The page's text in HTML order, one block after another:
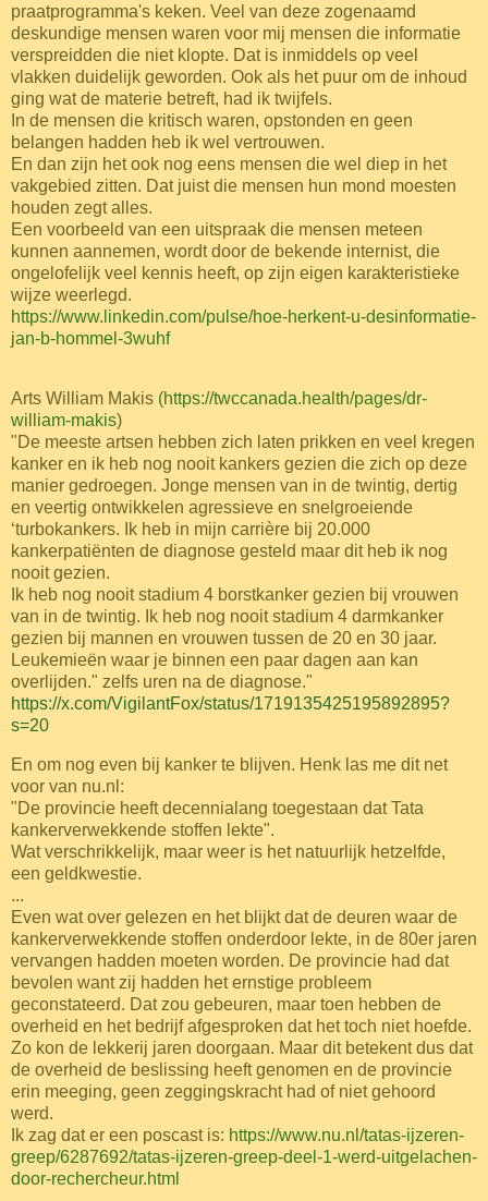
praatprogramma's keken. Veel van deze zogenaamd
deskundige mensen waren voor mij mensen die informatie
verspreidden die niet klopte. Dat is inmiddels op veel
vlakken duidelijk geworden. Ook als het puur om de inhoud
ging wat de materie betreft, had ik twijfels.
In de mensen die kritisch waren, opstonden en geen
belangen hadden heb ik wel vertrouwen.
En dan zijn het ook nog eens mensen die wel diep in het
vakgebied zitten. Dat juist die mensen hun mond moesten
houden zegt alles.
Een voorbeeld van een uitspraak die mensen meteen
kunnen aannemen, wordt door de bekende internist, die
ongelofelijk veel kennis heeft, op zijn eigen karakteristieke
wijze weerlegd.
https://www.linkedin.com/pulse/hoe-herkent-u-desinformatie-
jan-b-hommel-3wuhf
Arts William Makis (https://twccanada.health/pages/dr-
william-makis)
"De meeste artsen hebben zich laten prikken en veel kregen
kanker en ik heb nog nooit kankers gezien die zich op deze
manier gedroegen. Jonge mensen van in de twintig, dertig
en veertig ontwikkelen agressieve en snelgroeiende
‘turbokankers.
Ik heb in mijn carrière bij 20.000
kankerpatiënten de diagnose gesteld maar dit heb ik nog
nooit gezien.
Ik heb nog nooit stadium 4 borstkanker gezien bij vrouwen
van in de twintig. Ik heb nog nooit stadium 4 darmkanker
gezien bij mannen en vrouwen tussen de 20 en 30 jaar.
Leukemieën waar je binnen een paar dagen aan kan
overlijden." zelfs uren na de diagnose."
https://x.com/VigilantFox/status/1719135425195892895?
s=20
En om nog even bij kanker te blijven. Henk las me dit net
voor van nu.nl:
"De provincie heeft decennialang toegestaan dat Tata
kankerverwekkende stoffen lekte".
Wat verschrikkelijk, maar weer is het natuurlijk hetzelfde,
een geldkwestie.
...
Even wat over gelezen en het blijkt dat de deuren waar de
kankerverwekkende stoffen onderdoor lekte, in de 80er jaren
vervangen hadden moeten worden. De provincie had dat
bevolen want zij hadden het ernstige probleem
geconstateerd. Dat zou gebeuren, maar toen hebben de
overheid en het bedrijf afgesproken dat het toch niet hoefde.
Zo kon de lekkerij jaren doorgaan. Maar dit betekent dus dat
de overheid de beslissing heeft genomen en de provincie
erin meeging, geen zeggingskracht had of niet gehoord
werd.
Ik zag dat er een poscast is: https://www.nu.nl/tatas-ijzeren-
greep/6287692/tatas-ijzeren-greep-deel-1-werd-uitgelachen-
door-rechercheur.html